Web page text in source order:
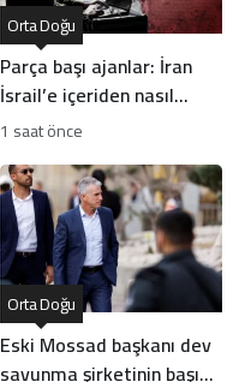
Parça başı ajanlar: İran
İsrail’e içeriden nasıl
sızıyor?
Orta Doğu
1 saat önce
Eski Mossad başkanı dev
savunma şirketinin başına
Orta Doğu